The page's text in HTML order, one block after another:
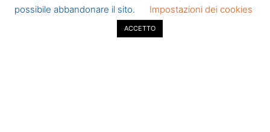
possibile abbandonare il sito.
Impostazioni dei cookies
ACCETTO